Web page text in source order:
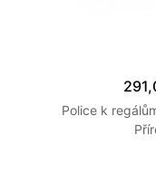
Police k